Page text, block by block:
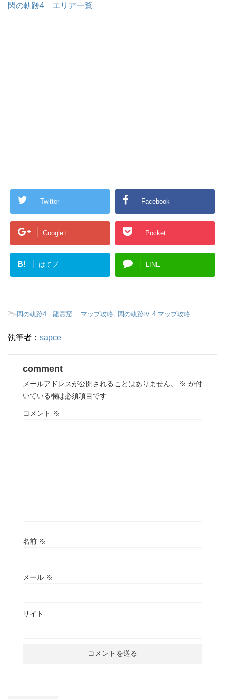
閃の軌跡4 エリア一覧
Twitter Facebook
Google+ Pocket
B! はてブ LINE
-閃の軌跡4 龍霊窟 マップ攻略 閃の軌跡Ⅳ 4 マップ攻略
執筆者： sapce
comment
メールアドレスが公開されることはありません。 ※ が付
いている欄は必須項目です
コメント ※
名前 ※
メール ※
サイト